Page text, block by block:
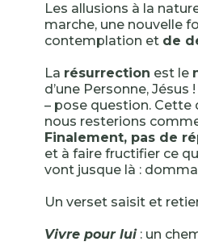
Les allusions à la
marche, une nouvelle
contemplation et de
La résurrection est le
d’une Personne, Jésus
– pose question. Cette
nous resterions
Finalement, pas de
et à faire fructifier ce
vont jusque là :
Un verset saisit et
Vivre pour lui: un